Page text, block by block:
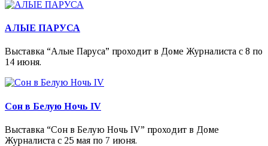
АЛЫЕ ПАРУСА
Выставка “Алые Паруса” проходит в Доме Журналиста с 8 по
14 июня.
Сон в Белую Ночь IV
Выставка “Сон в Белую Ночь IV” проходит в Доме
Журналиста с 25 мая по 7 июня.